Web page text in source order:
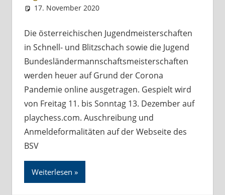
17. November 2020
Die österreichischen Jugendmeisterschaften
in Schnell- und Blitzschach sowie die Jugend
Bundesländer­mannschafts­meister­schaften
werden heuer auf Grund der Corona
Pandemie online ausgetragen. Gespielt wird
von Freitag 11. bis Sonntag 13. Dezember auf
playchess.com. Auschreibung und
Anmeldeformalitäten auf der Webseite des
BSV
Weiterlesen